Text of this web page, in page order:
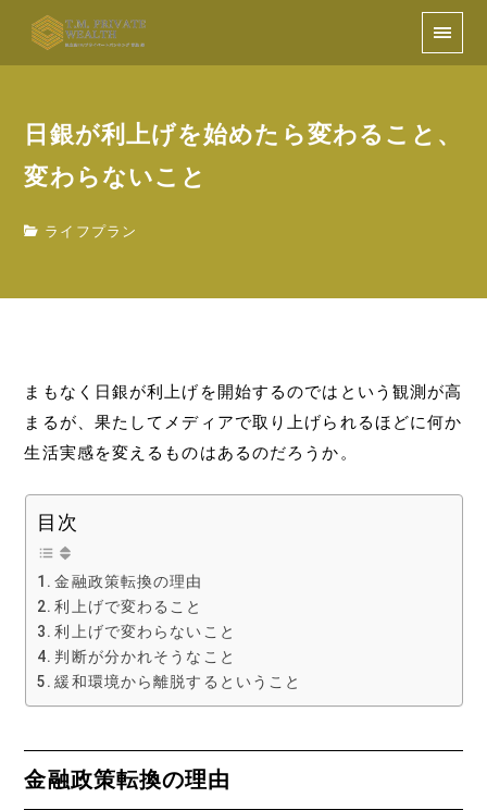
日銀が利上げを始めたら変わること、
変わらないこと
ライフプラン
まもなく日銀が利上げを開始するのではという観測が高
まるが、果たしてメディアで取り上げられるほどに何か
生活実感を変えるものはあるのだろうか。
目次
金融政策転換の理由
利上げで変わること
利上げで変わらないこと
判断が分かれそうなこと
緩和環境から離脱するということ
金融政策転換の理由